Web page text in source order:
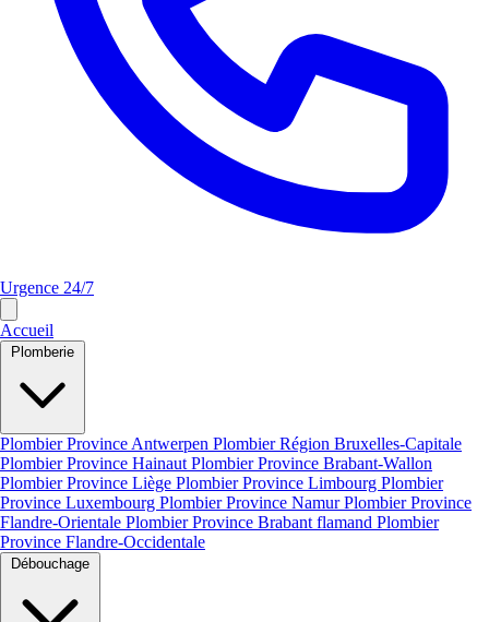
Urgence 24/7
Accueil
Plombier Province Antwerpen Plombier Région Bruxelles-Capitale
Plombier Province Hainaut Plombier Province Brabant-Wallon
Plombier Province Liège Plombier Province Limbourg Plombier
Province Luxembourg Plombier Province NamurPlombier Province
Flandre-Orientale Plombier Province Brabant flamand Plombier
Province Flandre-Occidentale